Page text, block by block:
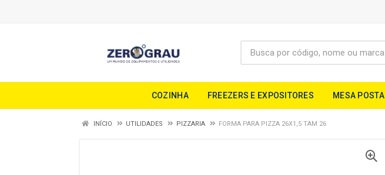
COZINHA FREEZERS E EXPOSITORES MESA POSTA
INÍCIO UTILIDADES PIZZARIA FORMA PARA PIZZA 26X1,5 TAM 26